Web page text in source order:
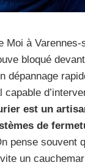
Moi à
bloqué
dépannage
capable
est un
de
pense souvent
un